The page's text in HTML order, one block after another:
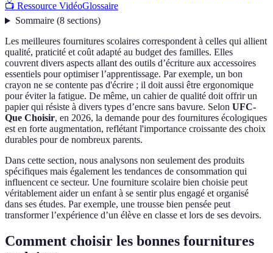
📺 Ressource VidéoGlossaire
Sommaire(8 sections)
Les meilleures fournitures scolaires correspondent à celles qui allient
qualité, praticité et coût adapté au budget des familles. Elles
couvrent divers aspects allant des outils d’écriture aux accessoires
essentiels pour optimiser l’apprentissage. Par exemple, un bon
crayon ne se contente pas d'écrire ; il doit aussi être ergonomique
pour éviter la fatigue. De même, un cahier de qualité doit offrir un
papier qui résiste à divers types d’encre sans bavure. Selon UFC-
Que Choisir, en 2026, la demande pour des fournitures écologiques
est en forte augmentation, reflétant l'importance croissante des choix
durables pour de nombreux parents.
Dans cette section, nous analysons non seulement des produits
spécifiques mais également les tendances de consommation qui
influencent ce secteur. Une fourniture scolaire bien choisie peut
véritablement aider un enfant à se sentir plus engagé et organisé
dans ses études. Par exemple, une trousse bien pensée peut
transformer l’expérience d’un élève en classe et lors de ses devoirs.
Comment choisir les bonnes fournitures